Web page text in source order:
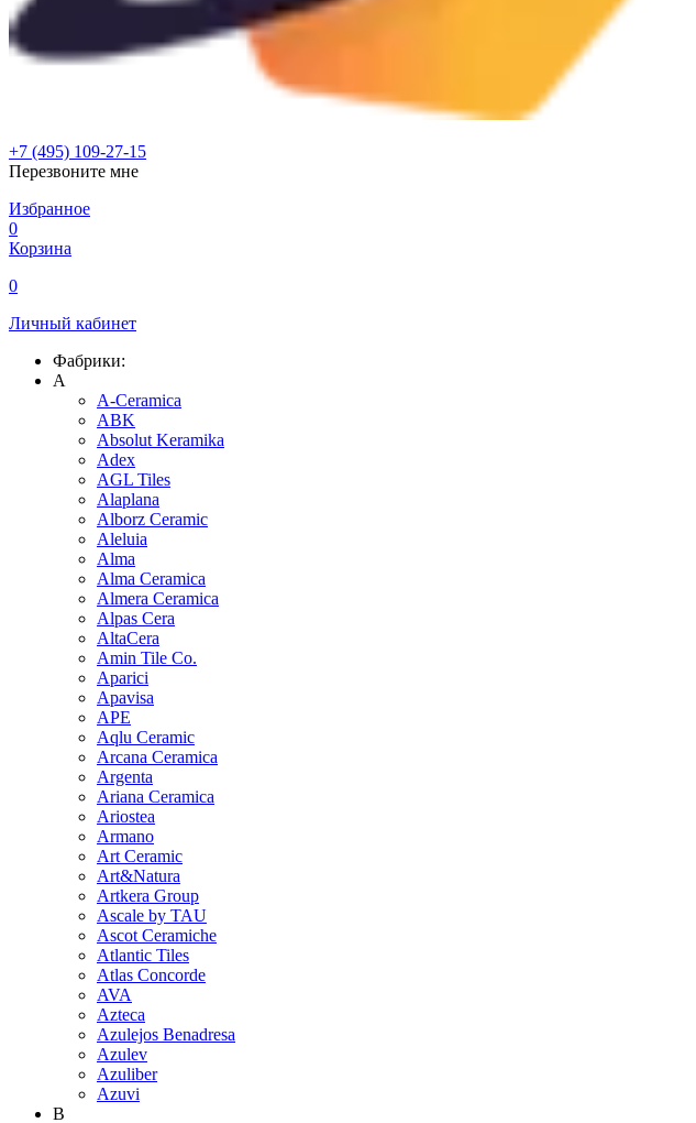
+7 (495) 109-27-15
Перезвоните мне
Избранное
0
Корзина
0
Личный кабинет
Фабрики:
A
A-Ceramica
ABK
Absolut Keramika
Adex
AGL Tiles
Alaplana
Alborz Ceramic
Aleluia
Alma
Alma Ceramica
Almera Ceramica
Alpas Cera
AltaCera
Amin Tile Co.
Aparici
Apavisa
APE
Aqlu Ceramic
Arcana Ceramica
Argenta
Ariana Ceramica
Ariostea
Armano
Art Ceramic
Art&Natura
Artkera Group
Ascale by TAU
Ascot Ceramiche
Atlantic Tiles
Atlas Concorde
AVA
Azteca
Azulejos Benadresa
Azulev
Azuliber
Azuvi
B